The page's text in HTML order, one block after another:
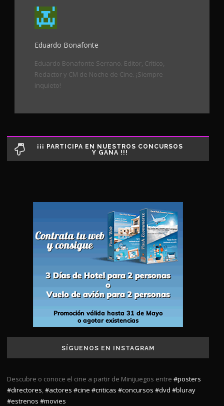
Eduardo Bonafonte
Eduardo Bonafonte Serrano. Editor, Crítico,
Redactor y CM de Noche de Cine. ¡Siempre
inquieto!
¡¡¡ PARTICIPA EN NUESTROS CONCURSOS
Y GANA !!!
SÍGUENOS EN INSTAGRAM
Descubre o conoce el cine a partir de Minijuegos entre #posters
#directores,#actores #cine #criticas #concursos #dvd #bluray
#estrenos #movies